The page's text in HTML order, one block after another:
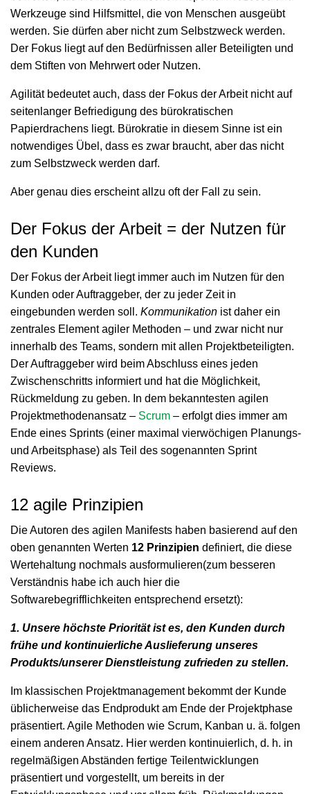
Werkzeuge sind Hilfsmittel, die von Menschen ausgeübt
werden. Sie dürfen aber nicht zum Selbstzweck werden.
Der Fokus liegt auf den Bedürfnissen aller Beteiligten und
dem Stiften von Mehrwert oder Nutzen.
Agilität bedeutet auch, dass der Fokus der Arbeit nicht auf
seitenlanger Befriedigung des bürokratischen
Papierdrachens liegt. Bürokratie in diesem Sinne ist ein
notwendiges Übel, dass es zwar braucht, aber das nicht
zum Selbstzweck werden darf.
Aber genau dies erscheint allzu oft der Fall zu sein.
Der Fokus der Arbeit = der Nutzen für
den Kunden
Der Fokus der Arbeit liegt immer auch im Nutzen für den
Kunden oder Auftraggeber, der zu jeder Zeit in
eingebunden werden soll. Kommunikation ist daher ein
zentrales Element agiler Methoden – und zwar nicht nur
innerhalb des Teams, sondern mit allen Projektbeteiligten.
Der Auftraggeber wird beim Abschluss eines jeden
Zwischenschritts informiert und hat die Möglichkeit,
Rückmeldung zu geben. In dem bekanntesten agilen
Projektmethodenansatz – Scrum – erfolgt dies immer am
Ende eines Sprints (einer maximal vierwöchigen Planungs-
und Arbeitsphase) als Teil des sogenannten Sprint
Reviews.
12 agile Prinzipien
Die Autoren des agilen Manifests haben basierend auf den
oben genannten Werten 12 Prinzipien definiert, die diese
Wertehaltung nochmals ausformulieren(zum besseren
Verständnis habe ich auch hier die
Softwarebegrifflichkeiten entsprechend ersetzt):
1. Unsere höchste Priorität ist es, den Kunden durch
frühe und kontinuierliche Auslieferung unseres
Produkts/unserer Dienstleistung zufrieden zu stellen.
Im klassischen Projektmanagement bekommt der Kunde
üblicherweise das Endprodukt am Ende der Projektphase
präsentiert. Agile Methoden wie Scrum, Kanban u. ä. folgen
einem anderen Ansatz. Hier werden kontinuierlich, d. h. in
regelmäßigen Abständen fertige Teilentwicklungen
präsentiert und vorgestellt, um bereits in der